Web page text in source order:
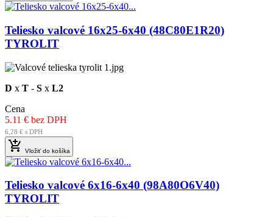
Teliesko valcové 16x25-6x40 (48C80E1R20)
TYROLIT
D x T - S x L2
Cena
5.11 € bez DPH
6,28 € s DPH
 Vložiť do košíka
Teliesko valcové 6x16-6x40 (98A80O6V40)
TYROLIT